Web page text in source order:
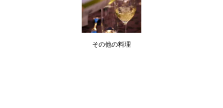
その他の料理